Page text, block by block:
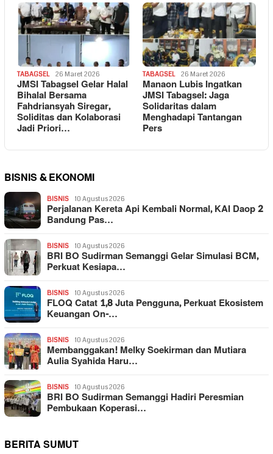
TABAGSEL 26 Maret 2026
JMSI Tabagsel Gelar Halal
Bihalal Bersama
Fahdriansyah Siregar,
Soliditas dan Kolaborasi
Jadi Priori…
TABAGSEL 26 Maret 2026
Manaon Lubis Ingatkan
JMSI Tabagsel: Jaga
Solidaritas dalam
Menghadapi Tantangan
Pers
BISNIS & EKONOMI
BISNIS 10 Agustus 2026
Perjalanan Kereta Api Kembali Normal, KAI Daop 2
Bandung Pas…
BISNIS 10 Agustus 2026
BRI BO Sudirman Semanggi Gelar Simulasi BCM,
Perkuat Kesiapa…
BISNIS 10 Agustus 2026
FLOQ Catat 1,8 Juta Pengguna, Perkuat Ekosistem
Keuangan On-…
BISNIS 10 Agustus 2026
Membanggakan! Melky Soekirman dan Mutiara
Aulia Syahida Haru…
BISNIS 10 Agustus 2026
BRI BO Sudirman Semanggi Hadiri Peresmian
Pembukaan Koperasi…
BERITA SUMUT